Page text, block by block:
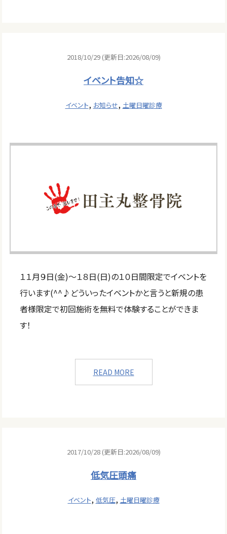
2018/10/29 (更新日:2026/08/09)
イベント告知☆
イベント, お知らせ, 土曜日曜診療
１１月９日(金)～１８日(日)の１０日間限定でイベントを
行います(^^♪どういったイベントかと言うと新規の患
者様限定で初回施術を無料で体験することができま
す！
READ MORE
2017/10/28 (更新日:2026/08/09)
低気圧頭痛
イベント, 低気圧, 土曜日曜診療